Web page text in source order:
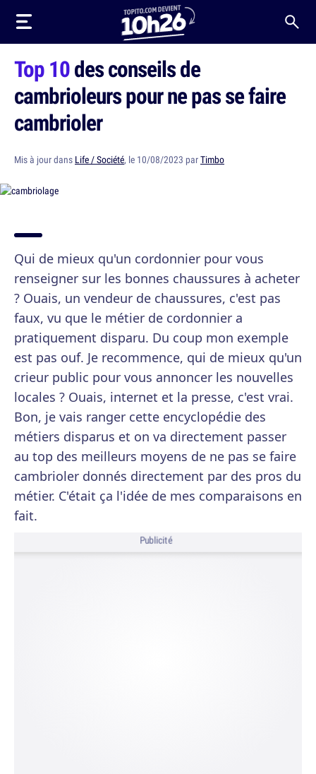
Top 10des conseils de
cambrioleurs pour ne pas se faire
cambrioler
Mis à jour dans Life / Société, le 10/08/2023 parTimbo
Qui de mieux qu'un cordonnier pour vous
renseigner sur les bonnes chaussures à acheter
? Ouais, un vendeur de chaussures, c'est pas
faux, vu que le métier de cordonnier a
pratiquement disparu. Du coup mon exemple
est pas ouf. Je recommence, qui de mieux qu'un
crieur public pour vous annoncer les nouvelles
locales ? Ouais, internet et la presse, c'est vrai.
Bon, je vais ranger cette encyclopédie des
métiers disparus et on va directement passer
au top des meilleurs moyens de ne pas se faire
cambrioler donnés directement par des pros du
métier. C'était ça l'idée de mes comparaisons en
fait.
Publicité